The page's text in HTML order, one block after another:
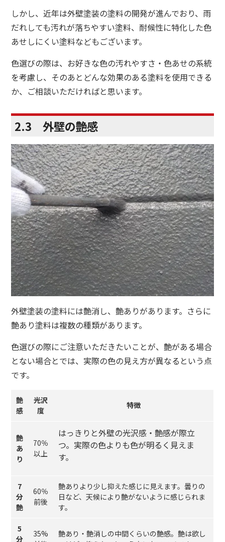
しかし、近年は外壁塗装の塗料の開発が進んでおり、雨
だれしても汚れが落ちやすい塗料、耐候性に特化した色
あせしにくい塗料などもございます。
色選びの際は、お好きな色の汚れやすさ・色あせの系統
を考慮し、そのあとどんな効果のある塗料を使用できる
か、ご相談いただければと思います。
2.3 外壁の艶感
外壁塗装の塗料には艶消し、艶ありがあります。さらに
艶あり塗料は複数の種類があります。
色選びの際にご注意いただきたいことが、艶がある場合
とない場合とでは、実際の色の見え方が異なるという点
です。
艶
感
光沢
度
特徴
艶
あ
り
70％
以上
はっきりと外壁の光沢感・艶感が際立
つ。実際の色よりも色が明るく見えま
す。
7
分
艶
60％
前後
艶ありより少し抑えた感じに見えます。曇りの
日など、天候により艶がないように感じられま
す。
5
分
35%
艶あり・艶消しの中間くらいの艶感。艶は欲し